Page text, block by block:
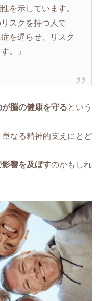
を示しています。
スクを持つ人で
を遅らせ、リスク
。」
が脳の健康を守るという
なる精神的支えにとど
響を及ぼすのかもしれ